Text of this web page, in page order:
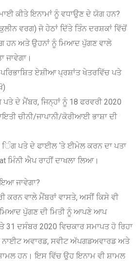
ਕੀਤੇ ਇਨਾਮਾਂ ਨੂੰ ਵਧਾਉਣ ਦੇ ਯੋਗ ਹਨ?
ਵਰਗ) ਜੋ ਹੇਠਾਂ ਦਿੱਤੇ ਤਿੰਨ ਦਰਸ਼ਕਾਂ ਵਿੱਚੋਂ
ਹਨ ਅਤੇ ਉਹਨਾਂ ਨੂੰ ਮਿਆਦ ਪੁੱਗਣ ਵਾਲੇ
ਜਾਵੇਗਾ।
ਏਸ਼ੀਆ ਪ੍ਰਸ਼ਾਂਤ ਖੇਤਰਵਿੱਚ ਪਤੇ
ਪਤੇ ਦੇ ਮੈਂਬਰ, ਜਿਨ੍ਹਾਂ ਨੂੰ 18 ਫਰਵਰੀ 2020
ਚੀਨੀ/ਜਾਪਾਨੀ/ਕੋਰੀਆਈ ਭਾਸ਼ਾ ਦੀ
ਿੰਗ ਪਤੇ ਦੇ ਫਾਈਲ ‘ਤੇ ਈਮੇਲ ਕਰਨ ਦਾ ਪਤਾ
ਮਿੰਨੀ ਐਪ ਰਾਹੀਂ ਦਾਖਲਾ ਲਿਆ।
ਜਾਵੇਗਾ?
ਕਰਨ ਵਾਲੇ ਮੈਂਬਰਾਂ ਵਾਸਤੇ, ਅਸੀਂ ਕਿਸੇ ਵੀ
ਮਿਆਦ ਪੁੱਗਣ ਦੀ ਮਿਤੀ ਨੂੰ ਆਪਣੇ ਆਪ
31 ਦਸੰਬਰ 2020 ਵਿਚਕਾਰ ਸਮਾਪਤ ਹੋ ਰਿਹਾ
ਅਵਾਰਡ, ਸਵੀਟ ਅੱਪਗਡਅਵਾਰਡ ਅਤੇ
ਹਨ। ਇਸ ਵਿੱਚ ਉਹ ਇਨਾਮ ਵੀ ਸ਼ਾਮਲ